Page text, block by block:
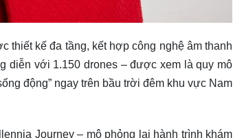
thiết kế đa tầng, kết hợp công nghệ âm thanh
diễn với 1.150 drones – được xem là quy mô
động” ngay trên bầu trời đêm khu vực Nam
Journey – mô phỏng lại hành trình khám